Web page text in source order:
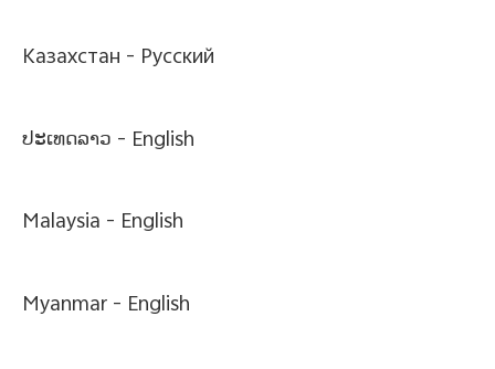
Казахстан - Pусский
ປະເທດລາວ - English
Malaysia - English
Myanmar - English